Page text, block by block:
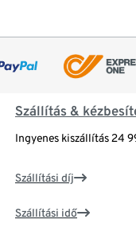
Szállítás &
Ingyenes kiszállítás 24
Szállítási díj
Szállítási idő